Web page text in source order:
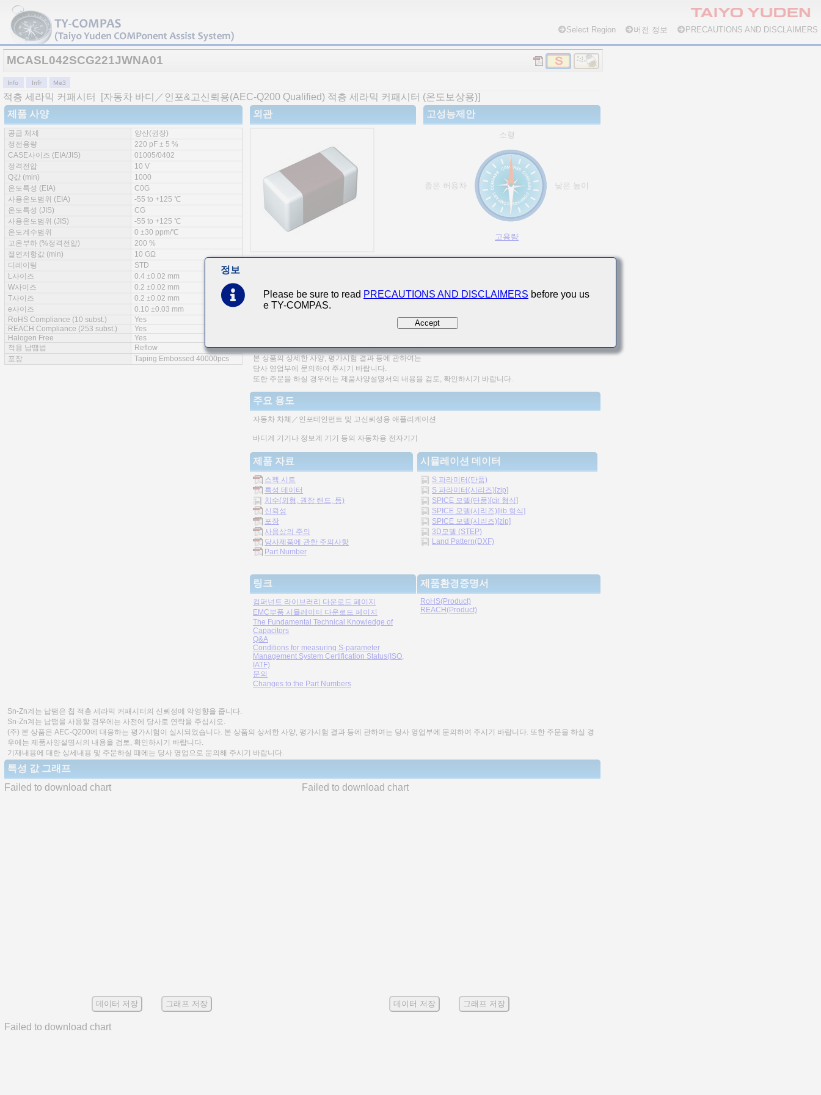
Select Region 버전 정보 PRECAUTIONS AND DISCLAIMERS
MCASL042SCG221JWNA01
적층 세라믹 커패시터
[자동차 바디／인포&고신뢰용(AEC-Q200 Qualified) 적층 세라믹 커패시터 (온도보상용)]
제품 사양
공급 체제
양산(권장)
정전용량
220 pF ± 5 %
CASE사이즈 (EIA/JIS)
01005/0402
정격전압
10 V
Q값 (min)
1000
온도특성 (EIA)
C0G
사용온도범위 (EIA)
-55 to +125 ℃
온도특성 (JIS)
CG
사용온도범위 (JIS)
-55 to +125 ℃
온도계수범위
0 ±30 ppm/℃
고온부하 (%정격전압)
200 %
절연저항값 (min)
10 GΩ
디레이팅
STD
L사이즈
0.4 ±0.02 mm
W사이즈
0.2 ±0.02 mm
T사이즈
0.2 ±0.02 mm
e사이즈
0.10 ±0.03 mm
RoHS Compliance (10 subst.)
Yes
REACH Compliance (253 subst.)
Yes
Halogen Free
Yes
적용 납땜법
Reflow
포장
Taping Embossed 40000pcs
외관 고성능제안
소형
좁은 허용차 낮은 높이
고용량
AEC-Q200 Qualified
적층형의 구조 때문에 신뢰성이 높습니다.
(주) 본 상품은 AEC-Q200에 대응하는 평가시험이 실시되었습니다.
본 상품의 상세한 사양, 평가시험 결과 등에 관하여는
당사 영업부에 문의하여 주시기 바랍니다.
또한 주문을 하실 경우에는 제품사양설명서의 내용을 검토, 확인하시기 바랍니다.
주요 용도
자동차 차체／인포테인먼트 및 고신뢰성용 애플리케이션
바디계 기기나 정보계 기기 등의 자동차용 전자기기
제품 자료
스펙 시트
특성 데이터
치수(외형, 권장 랜드, 등)
신뢰성
포장
사용상의 주의
당사제품에 관한 주의사항
Part Number
시뮬레이션 데이터
S 파라미터(단품)
S 파라미터(시리즈)[zip]
SPICE 모델(단품)[cir 형식]
SPICE 모델(시리즈)[lib 형식]
SPICE 모델(시리즈)[zip]
3D모델 (STEP)
Land Pattern(DXF)
링크
컴퍼넌트 라이브러리 다운로드 페이지
EMC부품 시뮬레이터 다운로드 페이지
The Fundamental Technical Knowledge of
Capacitors
Q&A
Conditions for measuring S-parameter
Management System Certification Status(ISO,
IATF)
문의
Changes to the Part Numbers
제품환경증명서
RoHS(Product)
REACH(Product)
Sn-Zn계는 납땜은 칩 적층 세라믹 커패시터의 신뢰성에 악영향을 줍니다.
Sn-Zn계는 납땜을 사용할 경우에는 사전에 당사로 연락을 주십시오.
(주) 본 상품은 AEC-Q200에 대응하는 평가시험이 실시되었습니다. 본 상품의 상세한 사양, 평가시험 결과 등에 관하여는 당사 영업부에 문의하여 주시기 바랍니다. 또한 주문을 하실 경
우에는 제품사양설명서의 내용을 검토, 확인하시기 바랍니다.
기재내용에 대한 상세내용 및 주문하실 때에는 당사 영업으로 문의해 주시기 바랍니다.
특성 값 그래프
Failed to download chart
데이터 저장 그래프 저장
Failed to download chart
데이터 저장 그래프 저장
Failed to download chart
정보
Please be sure to read PRECAUTIONS AND DISCLAIMERS before you us
e TY-COMPAS.
Accept